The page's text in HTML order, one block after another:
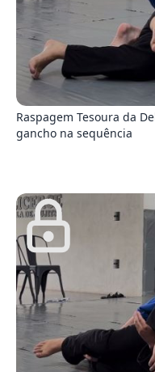
Raspagem Tesoura da
gancho na sequência